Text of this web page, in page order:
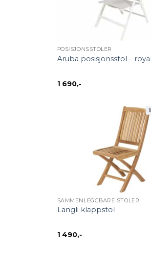
POSISJONSSTOLER
Aruba posisjonsstol –
1 690,-
SAMMENLEGGBARE STOLER
Langli klappstol
1 490,-